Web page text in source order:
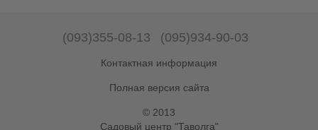
(093)355-08-13 (095)934-90-03
Контактная информация
Полная версия сайта
© 2013
Садовый центр "Таволга"